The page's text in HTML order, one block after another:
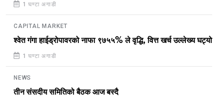
1 घण्टा अगाडी
CAPITAL MARKET
श्वेत गंगा हाईड्रोपावरको नाफा ९७५५% ले वृद्धि, वित्त खर्च उल्लेख्य घट्यो
1 घण्टा अगाडी
NEWS
तीन संसदीय समितिको बैठक आज बस्दै